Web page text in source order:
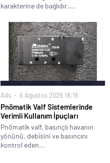
karakterine de bağlıdır....
Ads 6 Ağustos 2026 18:16
Pnömatik Valf Sistemlerinde
Verimli Kullanım İpuçları
Pnömatik valf, basınçlı havanın
yönünü, debisini ve basıncını
kontrol eden...